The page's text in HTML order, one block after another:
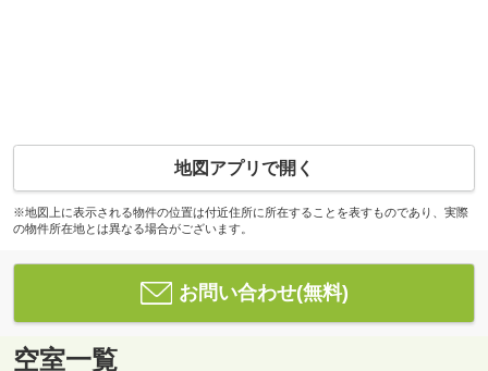
地図アプリで開く
※地図上に表示される物件の位置は付近住所に所在することを表すものであり、実際
の物件所在地とは異なる場合がございます。
お問い合わせ(無料)
空室一覧